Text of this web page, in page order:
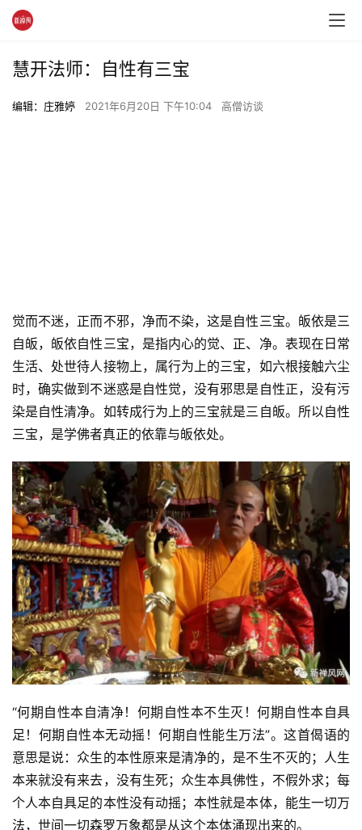
慧开法师：自性有三宝
编辑：庄雅婷 2021年6月20日 下午10:04 高僧访谈
觉而不迷，正而不邪，净而不染，这是自性三宝。皈依是三
自皈，皈依自性三宝，是指内心的觉、正、净。表现在日常
生活、处世待人接物上，属行为上的三宝，如六根接触六尘
时，确实做到不迷惑是自性觉，没有邪思是自性正，没有污
染是自性清净。如转成行为上的三宝就是三自皈。所以自性
三宝，是学佛者真正的依靠与皈依处。
“何期自性本自清净！何期自性本不生灭！何期自性本自具
足！何期自性本无动摇！何期自性能生万法”。这首偈语的
意思是说：众生的本性原来是清净的，是不生不灭的；人生
本来就没有来去，没有生死；众生本具佛性，不假外求；每
个人本自具足的本性没有动摇；本性就是本体，能生一切万
法，世间一切森罗万象都是从这个本体涌现出来的。